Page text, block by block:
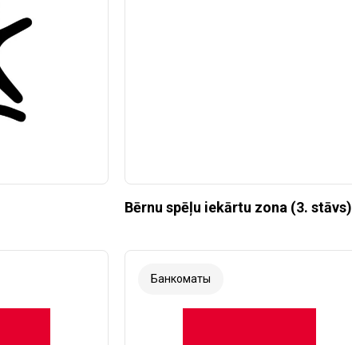
Bērnu spēļu iekārtu zona (3. stāvs)
Банкоматы